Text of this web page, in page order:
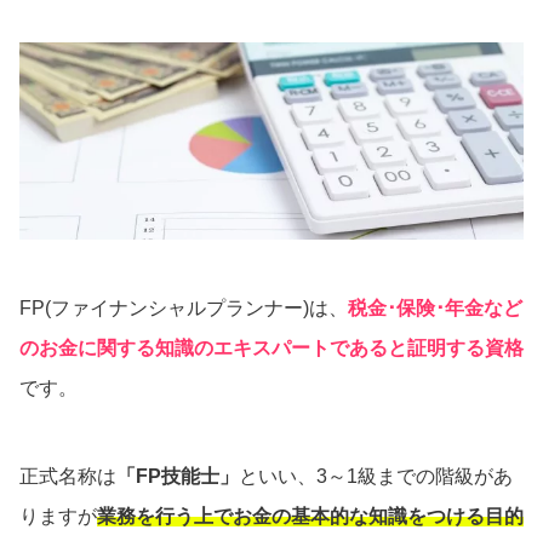
FP(ファイナンシャルプランナー)は、 税金･保険･年金など
のお金に関する知識のエキスパートであると証明する資格
です。
正式名称は 「FP技能士」
といい、3～1級までの階級があ
りますが業務を行う上でお金の基本的な知識をつける目的